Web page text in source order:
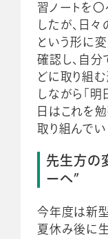
習ノートを
したが、日
という形に
確認し、自分
どに取り組
しながら「
日はこれを
取り組んでい
先生方の
ーへ”
今年度は新
夏休み後に